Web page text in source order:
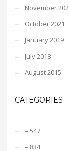
November
October 2021
January 2019
July 2018
August 2015
CATEGORIES
– 547
– 834